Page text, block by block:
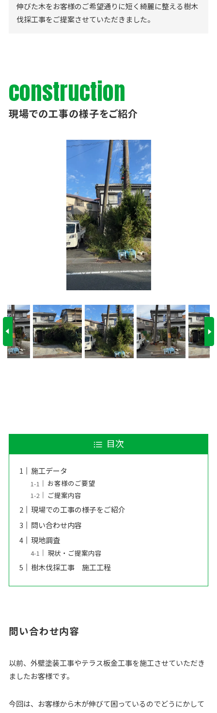
伸びた木をお客様のご希望通りに短く綺麗に整える樹木
伐採工事をご提案させていただきました。
construction
現場での工事の様子をご紹介
目次
施工データ
お客様のご要望
ご提案内容
現場での工事の様子をご紹介
問い合わせ内容
現地調査
現状・ご提案内容
樹木伐採工事 施工工程
問い合わせ内容
以前、外壁塗装工事やテラス板金工事を施工させていただき
ましたお客様です。
今回は、お客様から木が伸びて困っているのでどうにかして